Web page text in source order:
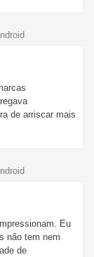
de arriscar mais
Eu
não tem nem
de